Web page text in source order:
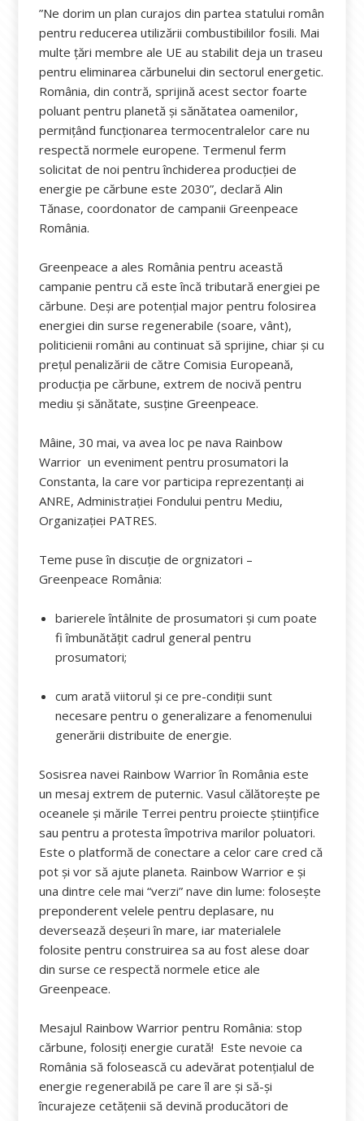
”Ne dorim un plan curajos din partea statului român
pentru reducerea utilizării combustibililor fosili. Mai
multe țări membre ale UE au stabilit deja un traseu
pentru eliminarea cărbunelui din sectorul energetic.
România, din contră, sprijină acest sector foarte
poluant pentru planetă și sănătatea oamenilor,
permițând funcționarea termocentralelor care nu
respectă normele europene. Termenul ferm
solicitat de noi pentru închiderea producției de
energie pe cărbune este 2030”, declară Alin
Tănase, coordonator de campanii Greenpeace
România.
Greenpeace a ales România pentru această
campanie pentru că este încă tributară energiei pe
cărbune. Deși are potențial major pentru folosirea
energiei din surse regenerabile (soare, vânt),
politicienii români au continuat să sprijine, chiar și cu
prețul penalizării de către Comisia Europeană,
producția pe cărbune, extrem de nocivă pentru
mediu și sănătate, susține Greenpeace.
Mâine, 30 mai, va avea loc pe nava Rainbow
Warrior un eveniment pentru prosumatori la
Constanta, la care vor participa reprezentanți ai
ANRE, Administrației Fondului pentru Mediu,
Organizației PATRES.
Teme puse în discuție de orgnizatori –
Greenpeace România:
barierele întâlnite de prosumatori și cum poate
fi îmbunătățit cadrul general pentru
prosumatori;
cum arată viitorul și ce pre-condiții sunt
necesare pentru o generalizare a fenomenului
generării distribuite de energie.
Sosisrea navei Rainbow Warrior în România este
un mesaj extrem de puternic. Vasul călătorește pe
oceanele și mările Terrei pentru proiecte științifice
sau pentru a protesta împotriva marilor poluatori.
Este o platformă de conectare a celor care cred că
pot și vor să ajute planeta. Rainbow Warrior e și
una dintre cele mai “verzi” nave din lume: folosește
preponderent velele pentru deplasare, nu
deversează deșeuri în mare, iar materialele
folosite pentru construirea sa au fost alese doar
din surse ce respectă normele etice ale
Greenpeace.
Mesajul Rainbow Warrior pentru România: stop
cărbune, folosiți energie curată! Este nevoie ca
România să folosească cu adevărat potențialul de
energie regenerabilă pe care îl are și să-și
încurajeze cetățenii să devină producători de